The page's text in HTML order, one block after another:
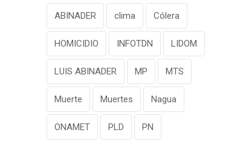
ABINADER clima Cólera
HOMICIDIO INFOTDN LIDOM
LUIS ABINADER MP MTS
Muerte Muertes Nagua
ONAMET PLD PN